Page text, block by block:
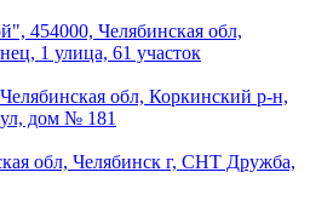
454000, Челябинская обл,
1 улица, 61 участок
обл, Коркинский р-н,
дом № 181
обл, Челябинск г, СНТ Дружба,